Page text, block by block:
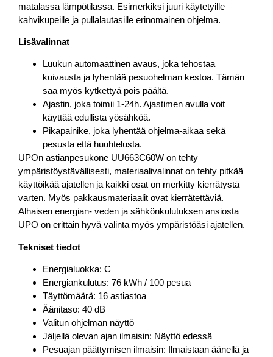
matalassa lämpötilassa. Esimerkiksi juuri käytetyille
kahvikupeille ja pullalautasille erinomainen ohjelma.
Lisävalinnat
Luukun automaattinen avaus, joka tehostaa
kuivausta ja lyhentää pesuohelman kestoa. Tämän
saa myös kytkettyä pois päältä.
Ajastin, joka toimii 1-24h. Ajastimen avulla voit
käyttää edullista yösähköä.
Pikapainike, joka lyhentää ohjelma-aikaa sekä
pesusta että huuhtelusta.
UPOn astianpesukone UU663C60W on tehty
ympäristöystävällisesti, materiaalivalinnat on tehty pitkää
käyttöikää ajatellen ja kaikki osat on merkitty kierrätystä
varten. Myös pakkausmateriaalit ovat kierrätettäviä.
Alhaisen energian- veden ja sähkönkulutuksen ansiosta
UPO on erittäin hyvä valinta myös ympäristöäsi ajatellen.
Tekniset tiedot
Energialuokka: C
Energiankulutus: 76 kWh / 100 pesua
Täyttömäärä: 16 astiastoa
Äänitaso: 40 dB
Valitun ohjelman näyttö
Jäljellä olevan ajan ilmaisin: Näyttö edessä
Pesuajan päättymisen ilmaisin: Ilmaistaan äänellä ja